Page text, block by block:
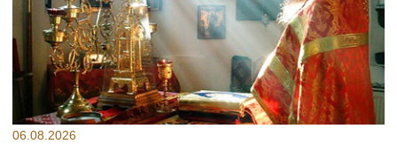
06.08.2026